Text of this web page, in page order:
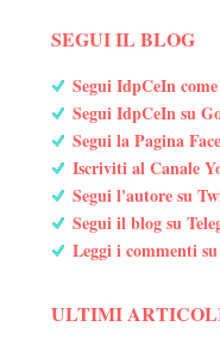
SEGUI IL BLOG
Segui IdpCeIn
Segui IdpCeIn su
Segui la Pagina
Iscriviti al Canale
Segui l'autore su
Segui il blog su
Leggi i commenti
ULTIMI